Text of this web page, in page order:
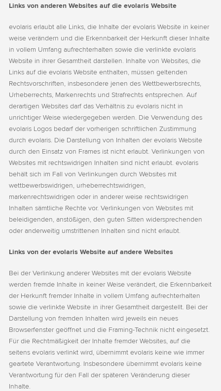
Links von anderen Websites auf die evolaris Website
evolaris erlaubt alle Links, die Inhalte der evolaris Website in keiner
weise verändern und die Erkennbarkeit der Herkunft dieser Inhalte
in vollem Umfang aufrechterhalten sowie die verlinkte evolaris
Website in ihrer Gesamtheit darstellen. Inhalte von Websites, die
Links auf die evolaris Website enthalten, müssen geltenden
Rechtsvorschriften, insbesondere jenen des Wettbewerbsrechts,
Urheberrechts, Markenrechts und Strafrechts entsprechen. Auf
derartigen Websites darf das Verhältnis zu evolaris nicht in
unrichtiger Weise wiedergegeben werden. Die Verwendung des
evolaris Logos bedarf der vorherigen schriftlichen Zustimmung
durch evolaris. Die Darstellung von Inhalten der evolaris Website
durch den Einsatz von Frames ist nicht erlaubt. Verlinkungen von
Websites mit rechtswidrigen Inhalten sind nicht erlaubt. evolaris
behält sich im Fall von Verlinkungen durch Websites mit
wettbewerbswidrigen, urheberrechtswidrigen,
markenrechtswidrigen oder in anderer weise rechtswidrigen
Inhalten sämtliche Rechte vor. Verlinkungen von Websites mit
beleidigenden, anstößigen, den guten Sitten widersprechenden
oder anderweitig umstrittenen Inhalten sind nicht erlaubt.
Links von der evolaris Website auf andere Websites
Bei der Verlinkung anderer Websites mit der evolaris Website
werden fremde Inhalte in keiner Weise verändert, die Erkennbarkeit
der Herkunft fremder Inhalte in vollem Umfang aufrechterhalten
sowie die verlinkte Website in ihrer Gesamtheit dargestellt. Bei der
Darstellung von fremden Inhalten wird jeweils ein neues
Browserfenster geöffnet und die Framing-Technik nicht eingesetzt.
Für die Rechtmäßigkeit der Inhalte fremder Websites, auf die
seitens evolaris verlinkt wird, übernimmt evolaris keine wie immer
geartete Verantwortung. Insbesondere übernimmt evolaris keine
Verantwortung für den Fall der späteren Veränderung dieser
Inhalte.